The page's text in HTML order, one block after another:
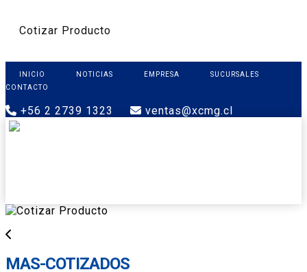
Cotizar Producto
INICIO NOTICIAS EMPRESA
SUCURSALES
CONTACTO
+56 2 2739 1323 ventas@xcmg.cl
MAS-COTIZADOS